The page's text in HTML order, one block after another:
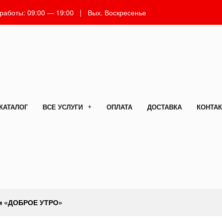
09:00 — 19:00 | Вых. Воскресенье
ВСЕ УСЛУГИ ОПЛАТА ДОСТАВКА
«ДОБРОЕ УТРО»